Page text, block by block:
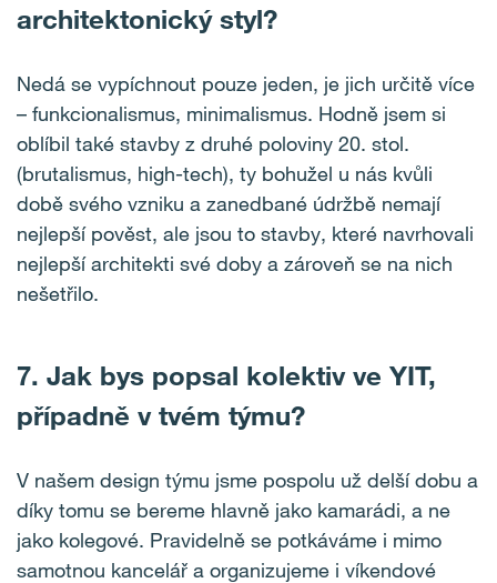
architektonický styl?
Nedá se vypíchnout pouze jeden, je jich určitě více
– funkcionalismus, minimalismus. Hodně jsem si
oblíbil také stavby z druhé poloviny 20. stol.
(brutalismus, high-tech), ty bohužel u nás kvůli
době svého vzniku a zanedbané údržbě nemají
nejlepší pověst, ale jsou to stavby, které navrhovali
nejlepší architekti své doby a zároveň se na nich
nešetřilo.
7. Jak bys popsal kolektiv ve YIT,
případně v tvém týmu?
V našem design týmu jsme pospolu už delší dobu a
díky tomu se bereme hlavně jako kamarádi, a ne
jako kolegové. Pravidelně se potkáváme i mimo
samotnou kancelář a organizujeme i víkendové